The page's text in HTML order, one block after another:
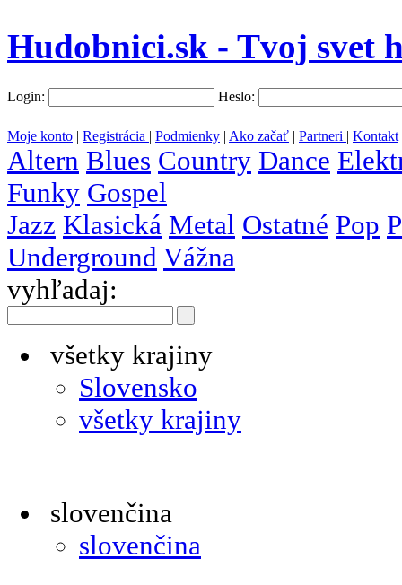
Hudobnici.sk - Tvoj svet
Login: Heslo:
Moje konto | Registrácia | Podmienky | Ako začať | Partneri | Kontakt
Altern Blues Country Dance
Funky Gospel
Jazz Klasická Metal Ostatné Pop
Underground Vážna
vyhľadaj:
všetky krajiny
Slovensko
všetky krajiny
slovenčina
slovenčina